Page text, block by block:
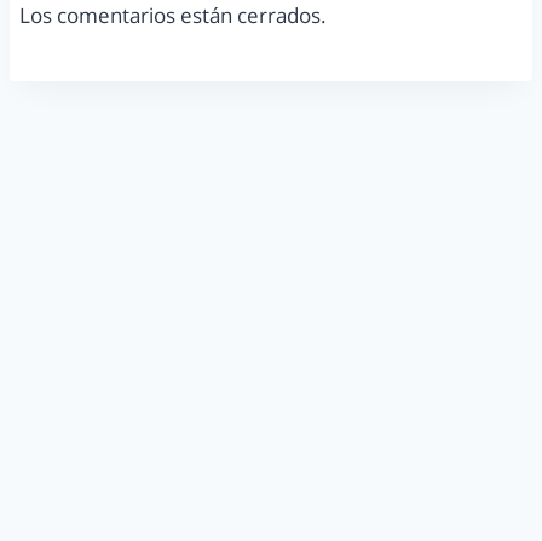
Los comentarios están cerrados.